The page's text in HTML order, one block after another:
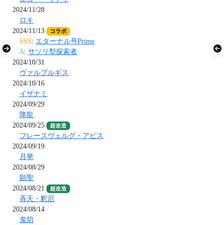
2024/11/28
ロキ
2024/11/13
コラボ
SSS: エターナル号Prime
A: サソリ型探索者
2024/10/31
ヴァルプルギス
2024/10/16
イザナミ
2024/09/29
降龍
2024/09/25
超改造
フレースヴェルグ・アビス
2024/09/19
月華
2024/08/29
顕聖
2024/08/21
超改造
斉天・釈厄
2024/08/14
鬼切